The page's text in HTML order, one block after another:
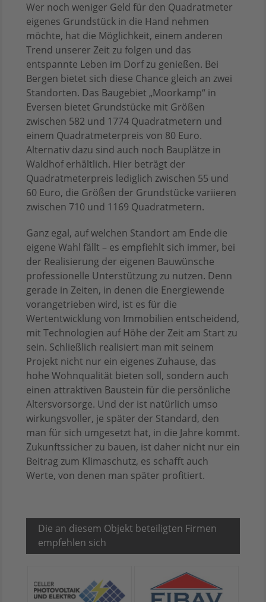
Wer noch weniger Geld für den Quadratmeter
eigenes Grundstück in die Hand nehmen
möchte, hat die Möglichkeit, einem anderen
Trend unserer Zeit zu folgen und das
entspannte Leben im Dorf zu genießen. Bei
Bergen bietet sich diese Chance gleich an zwei
Standorten. Das Baugebiet „Moorkamp“ in
Eversen bietet Grundstücke mit Größen
zwischen 582 und 1774 Quadratmetern und
einem Quadratmeterpreis von 80 Euro.
Alternativ dazu sind auch noch Bauplätze in
Waldhof erhältlich. Hier beträgt der
Quadratmeterpreis lediglich zwischen 55 und
60 Euro, die Größen der Grundstücke variieren
zwischen 710 und 1169 Quadratmetern.
Ganz egal, auf welchen Standort am Ende die
eigene Wahl fällt – es empfiehlt sich immer, bei
der Realisierung der eigenen Bauwünsche
professionelle Unterstützung zu nutzen. Denn
gerade in Zeiten, in denen die Energiewende
vorangetrieben wird, ist es für die
Wertentwicklung von Immobilien entscheidend,
mit Technologien auf Höhe der Zeit am Start zu
sein. Schließlich realisiert man mit seinem
Projekt nicht nur ein eigenes Zuhause, das
hohe Wohnqualität bieten soll, sondern auch
einen attraktiven Baustein für die persönliche
Altersvorsorge. Und der ist natürlich umso
wirkungsvoller, je später der Standard, den
man für sich umgesetzt hat, in die Jahre kommt.
Zukunftssicher zu bauen, ist daher nicht nur ein
Beitrag zum Klimaschutz, es schafft auch
Werte, von denen man später profitiert.
Die an diesem Objekt beteiligten Firmen
empfehlen sich